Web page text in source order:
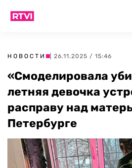
НОВОСТИ | 26.11.2025 / 15:46
«Смоделировала
летняя девочка
расправу над
Петербурге